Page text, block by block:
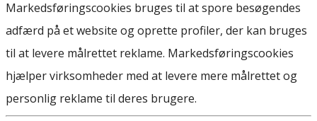
Markedsføringscookies bruges til at spore besøgendes
adfærd på et website og oprette profiler, der kan bruges
til at levere målrettet reklame. Markedsføringscookies
hjælper virksomheder med at levere mere målrettet og
personlig reklame til deres brugere.